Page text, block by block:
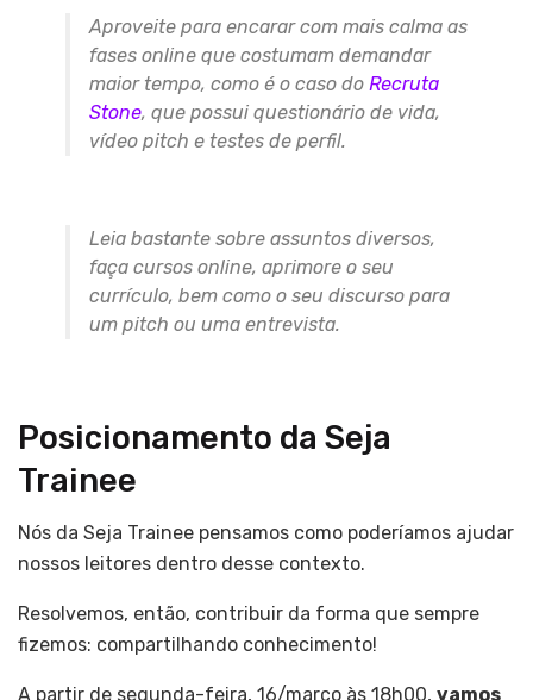
Aproveite para encarar com mais calma as
fases online que costumam demandar
maior tempo, como é o caso do Recruta
Stone, que possui questionário de vida,
vídeo pitch e testes de perfil.
Leia bastante sobre assuntos diversos,
faça cursos online, aprimore o seu
currículo, bem como o seu discurso para
um pitch ou uma entrevista.
Posicionamento da Seja
Trainee
Nós da Seja Trainee pensamos como poderíamos ajudar
nossos leitores dentro desse contexto.
Resolvemos, então, contribuir da forma que sempre
fizemos: compartilhando conhecimento!
A partir de segunda-feira, 16/março às 18h00, vamos